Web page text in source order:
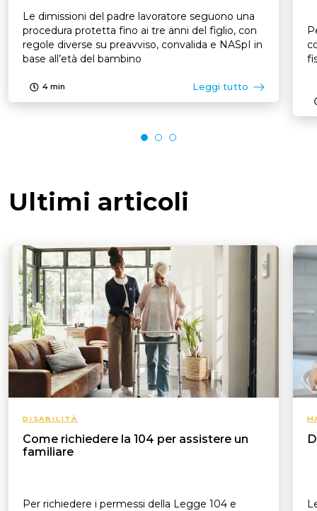
Le dimissioni del padre lavoratore seguono una
procedura protetta fino ai tre anni del figlio, con
regole diverse su preavviso, convalida e NASpI in
base all’età del bambino
4 min Leggi tutto
Ultimi articoli
DISABILITÀ
Come richiedere la 104 per assistere un
familiare
Per richiedere i permessi della Legge 104 e